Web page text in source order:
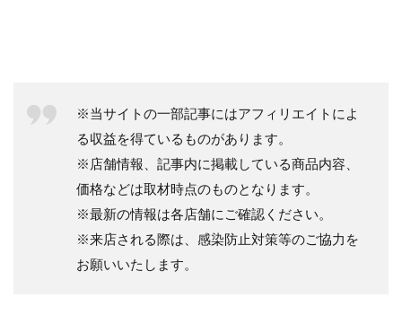
※当サイトの一部記事にはアフィリエイトによ
る収益を得ているものがあります。
※店舗情報、記事内に掲載している商品内容、
価格などは取材時点のものとなります。
※最新の情報は各店舗にご確認ください。
※来店される際は、感染防止対策等のご協力を
お願いいたします。